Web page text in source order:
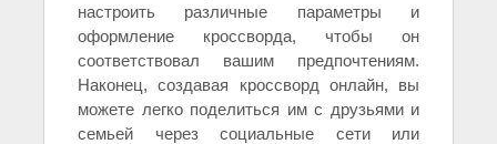
настроить различные параметры и
оформление кроссворда, чтобы он
соответствовал вашим предпочтениям.
Наконец, создавая кроссворд онлайн, вы
можете легко поделиться им с друзьями и
семьей через социальные сети или